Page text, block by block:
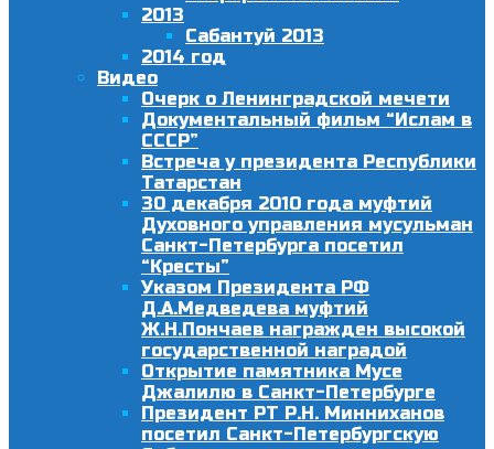
2013
Сабантуй 2013
2014 год
Видео
Очерк о Ленинградской мечети
Документальный фильм “Ислам в
СССР”
Встреча у президента Республики
Татарстан
30 декабря 2010 года муфтий
Духовного управления мусульман
Санкт-Петербурга посетил
“Кресты”
Указом Президента РФ
Д.А.Медведева муфтий
Ж.Н.Пончаев награжден высокой
государственной наградой
Открытие памятника Мусе
Джалилю в Санкт-Петербурге
Президент РТ Р.Н. Минниханов
посетил Санкт-Петербургскую